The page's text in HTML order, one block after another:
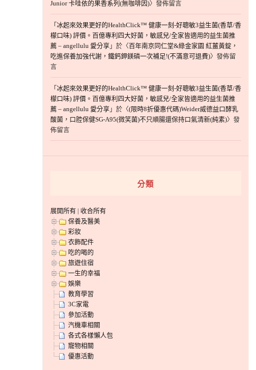
Junior 卡哇依的果香系列(無咖啡因)〉發佈留言
「 冰起來效果更好的HealthClick™ 健康一刻-好聰敏3益生菌(香草/香
檬口味) 評價。百億專利四大好菌，敏感兒/全家皆適用的益生菌推
薦 – angellulu 愛分享 」於〈百年南京同仁堂&綠金家園 紅薑黃錠，
吃進保養加強代謝，鐵鈣鉀鎂磷一次補足!(不滿意可退費)〉發佈留
言
「 冰起來效果更好的HealthClick™ 健康一刻-好聰敏3益生菌(香草/香
檬口味) 評價。百億專利四大好菌，敏感兒/全家皆適用的益生菌推
薦 – angellulu 愛分享 」於〈(限時8折優惠代碼)Weider威德益口酵乳
酸菌，口腔保健SG-A95(微笑菌)不只順腸還保持口氣清新(純素)〉發
佈留言
分類
展開所有 | 收合所有
保養及醫美
彩妝
衣飾配件
吃的喝的
旅遊住宿
一生的幸福
娛樂
教育學習
3C家電
參加活動
汽機車相關
各式各樣懶人包
寵物相關
優惠活動